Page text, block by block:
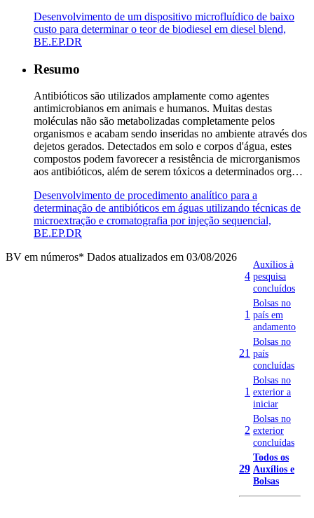
Desenvolvimento de um dispositivo microfluídico de baixo
custo para determinar o teor de biodiesel em diesel blend,
BE.EP.DR
Resumo
Antibióticos são utilizados amplamente como agentes
antimicrobianos em animais e humanos. Muitas destas
moléculas não são metabolizadas completamente pelos
organismos e acabam sendo inseridas no ambiente através dos
dejetos gerados. Detectados em solo e corpos d'água, estes
compostos podem favorecer a resistência de microrganismos
aos antibióticos, além de serem tóxicos a determinados org…
Desenvolvimento de procedimento analítico para a
determinação de antibióticos em águas utilizando técnicas de
microextração e cromatografia por injeção sequencial,
BE.EP.DR
BV em números* Dados atualizados em 03/08/2026
4
Auxílios à
pesquisa
concluídos
1
Bolsas no
país em
andamento
21
Bolsas no
país
concluídas
1
Bolsas no
exterior a
iniciar
2
Bolsas no
exterior
concluídas
29
Todos os
Auxílios e
Bolsas